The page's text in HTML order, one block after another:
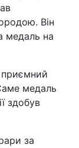
Він
медаль на
медаль
здобув
за